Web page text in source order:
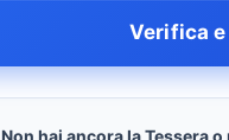
Verifica
Non hai ancora la Tessera